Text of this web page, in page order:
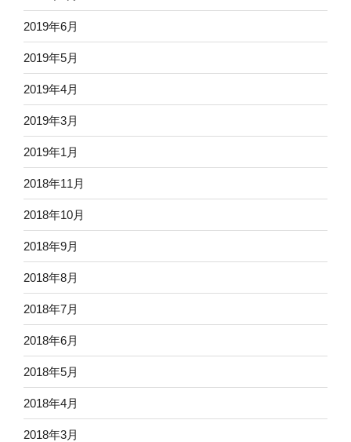
2019年6月
2019年5月
2019年4月
2019年3月
2019年1月
2018年11月
2018年10月
2018年9月
2018年8月
2018年7月
2018年6月
2018年5月
2018年4月
2018年3月